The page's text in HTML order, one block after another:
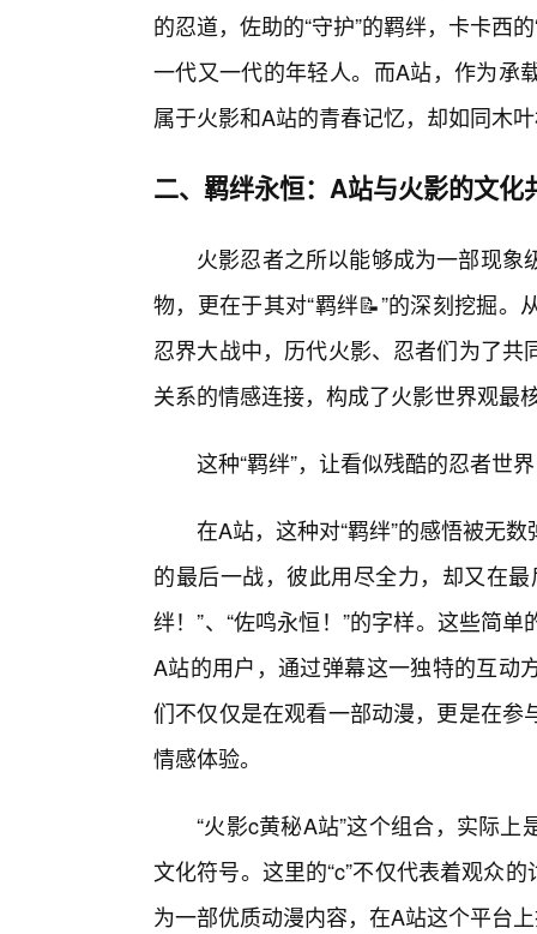
的忍道，佐助的“守护”的羁绊，卡卡西
一代又一代的年轻人。而A站，作为承
属于火影和A站的青春记忆，却如同木
二、羁绊永恒：A站与火影的文化
火影忍者之所以能够成为一部现
物，更在于其对“羁绊📝”的深刻挖掘
忍界大战中，历代火影、忍者们为了
关系的情感连接，构成了火影世界观最
这种“羁绊”，让看似残酷的忍者世
在A站，这种对“羁绊”的感悟被无
的最后一战，彼此用尽全力，却又在
绊！”、“佐鸣永恒！”的字样。这些简
A站的用户，通过弹幕这一独特的互动
们不仅仅是在观看一部动漫，更是在
情感体验。
“火影c黄秘A站”这个组合，实际
文化符号。这里的“c”不仅代表着观众
为一部优质动漫内容，在A站这个平台